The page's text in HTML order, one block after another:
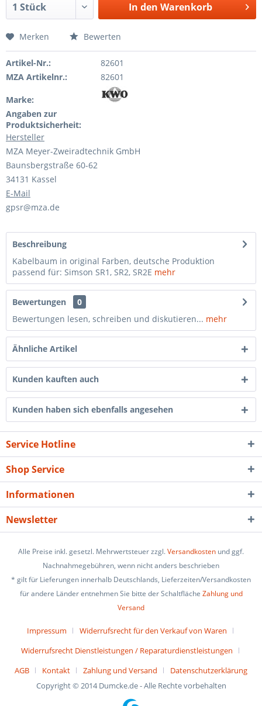
In den Warenkorb
Merken Bewerten
Artikel-Nr.:
82601
MZA Artikelnr.:
82601
Marke:
Angaben zur
Produktsicherheit:
Hersteller
MZA Meyer-Zweiradtechnik GmbH
Baunsbergstraße 60-62
34131 Kassel
E-Mail
gpsr@mza.de
Beschreibung
Kabelbaum in original Farben, deutsche Produktion
passend für: Simson SR1, SR2, SR2E mehr
Bewertungen
0
Bewertungen lesen, schreiben und diskutieren... mehr
Ähnliche Artikel
Kunden kauften auch
Kunden haben sich ebenfalls angesehen
Service Hotline
Shop Service
Informationen
Newsletter
Alle Preise inkl. gesetzl. Mehrwertsteuer zzgl.Versandkosten und ggf.
Nachnahmegebühren, wenn nicht anders beschrieben
* gilt für Lieferungen innerhalb Deutschlands, Lieferzeiten/Versandkosten
für andere Länder entnehmen Sie bitte der Schaltfläche Zahlung und
Versand
Impressum
Widerrufsrecht für den Verkauf von Waren
Widerrufsrecht Dienstleistungen / Reparaturdienstleistungen
AGB
Kontakt Zahlung und Versand
Datenschutzerklärung
Copyright © 2014 Dumcke.de - Alle Rechte vorbehalten